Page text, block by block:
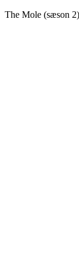
The Mole (sæson